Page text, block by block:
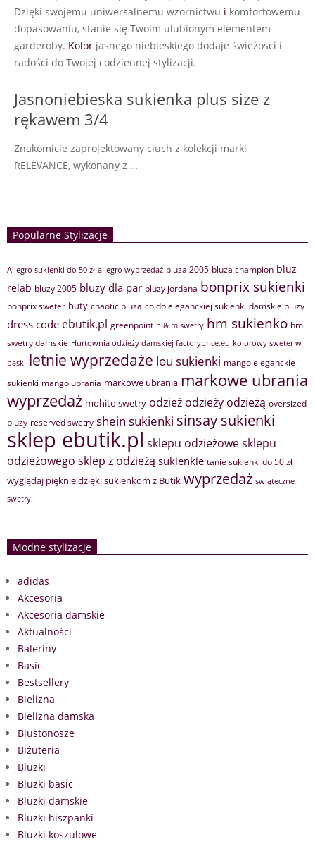
Dzięki swojemu uniwersalnemu wzornictwu i komfortowemu
dopasowaniu, stanie się Twoim ulubionym elementem
garderoby. Kolor jasnego niebieskiego dodaje świeżości i
radości do Twojej codziennej stylizacji.
Jasnoniebieska sukienka plus size z
rękawem 3/4
Znakomicie zaprojektowany ciuch z kolekcji marki
RELEVANCE, wykonany z …
Popularne Stylizacje
Allegro sukienki do 50 zł allegro wyprzedaż bluza 2005 bluza champion bluz
relab bluzy 2005 bluzy dla par bluzy jordana bonprix sukienki
bonprix sweter buty chaotic bluza co do eleganckiej sukienki damskie bluzy
dress code ebutik.pl greenpoint h & m swetry hm sukienko hm
swetry damskie Hurtownia odzieży damskiej factoryprice.eu kolorowy sweter w
paski letnie wyprzedaże lou sukienki mango eleganckie
sukienki mango ubrania markowe ubrania markowe ubrania
wyprzedaż mohito swetry odzież odzieży odzieżą oversized
bluzy reserved swetry shein sukienki sinsay sukienki
sklep ebutik.pl sklepu odzieżowesklepu
odzieżowego sklep z odzieżą sukienkie tanie sukienki do 50 zł
wyglądaj pięknie dzięki sukienkom z Butik wyprzedaż świąteczne
swetry
Modne stylizacje
adidas
Akcesoria
Akcesoria damskie
Aktualności
Baleriny
Basic
Bestsellery
Bielizna
Bielizna damska
Biustonosze
Biżuteria
Bluzki
Bluzki basic
Bluzki damskie
Bluzki hiszpanki
Bluzki koszulowe